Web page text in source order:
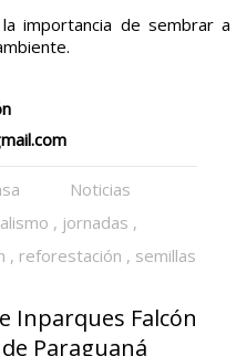
importancia de sembrar a
Noticias
, jornadas ,
, reforestación , semillas
Inparques Falcón
Paraguaná